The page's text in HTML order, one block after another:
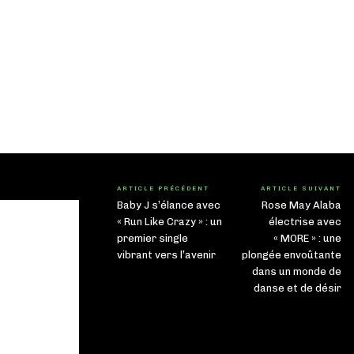
ARTICLE PRÉCÉDENT
Baby J s’élance avec
« Run Like Crazy » : un
premier single
vibrant vers l’avenir
ARTICLE SUIVANT
Rose May Alaba
électrise avec
« MORE » : une
plongée envoûtante
dans un monde de
danse et de désir